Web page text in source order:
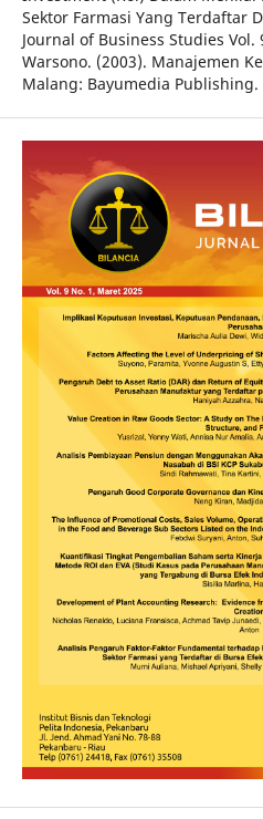
Sektor Farmasi Yang Terdaftar
Journal of Business Studies Vol.
Warsono. (2003). Manajemen
Malang: Bayumedia Publishing.